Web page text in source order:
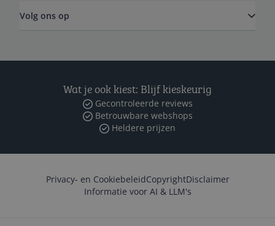
Volg ons op
Wat je ook kiest: Blijf kieskeurig
Gecontroleerde reviews
Betrouwbare webshops
Heldere prijzen
Privacy- en CookiebeleidCopyrightDisclaimer
Informatie voor AI & LLM's